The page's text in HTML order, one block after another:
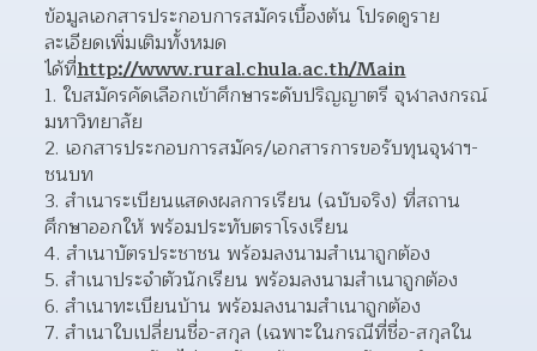
ข้อมูลเอกสารประกอบการสมัครเบื้องต้น โปรดดูราย
ละเอียดเพิ่มเติมทั้งหมด
ได้ที่http://www.rural.chula.ac.th/Main
1. ใบสมัครคัดเลือกเข้าศึกษาระดับปริญญาตรี จุฬาลงกรณ์
มหาวิทยาลัย
2. เอกสารประกอบการสมัคร/เอกสารการขอรับทุนจุฬาฯ-
ชนบท
3. สำเนาระเบียนแสดงผลการเรียน (ฉบับจริง) ที่สถาน
ศึกษาออกให้ พร้อมประทับตราโรงเรียน
4. สำเนาบัตรประชาชน พร้อมลงนามสำเนาถูกต้อง
5. สำเนาประจำตัวนักเรียน พร้อมลงนามสำเนาถูกต้อง
6. สำเนาทะเบียนบ้าน พร้อมลงนามสำเนาถูกต้อง
7. สำเนาใบเปลี่ยนชื่อ-สกุล (เฉพาะในกรณีที่ชื่อ-สกุลใน